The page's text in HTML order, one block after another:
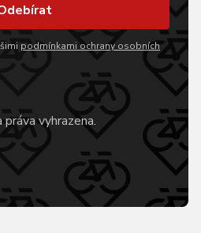
podmínkami ochrany osobních
vyhrazena.